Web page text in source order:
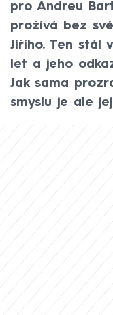
pro Andreu
prožívá bez
Jiřího. Ten stál
let a jeho
Jak sama
smyslu je ale